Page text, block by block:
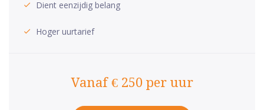
Dient eenzijdig belang
Hoger uurtarief
Vanaf € 250 per uur